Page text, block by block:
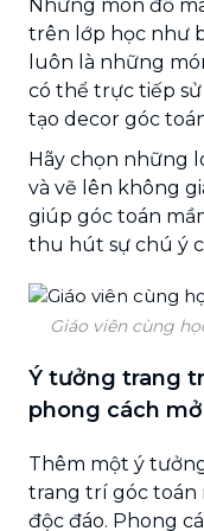
Những món đồ
trên lớp học như
luôn là những
có thể trực tiếp
tạo decor góc
Hãy chọn những
và vẽ lên không
giúp góc toán
thu hút sự chú ý
Giáo viên cùng
Ý tưởng trang
phong cách
Thêm một ý
trang trí góc toán
độc đáo. Phong